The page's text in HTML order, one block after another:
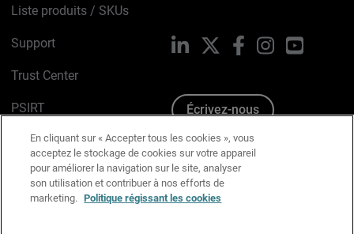
Liste produits / SKUs
Support
Trust Center
PSIRT
Avis sur les cookies
Politique de confidentialité
Charte Graphique
LinkedIn FacebookInstagramYouTube
Écrivez-nous
En cliquant sur « Accepter tous les cookies », vous
acceptez le stockage de cookies sur votre appareil
pour améliorer la navigation sur le site, analyser
son utilisation et contribuer à nos efforts de
marketing. Politique régissant les cookies